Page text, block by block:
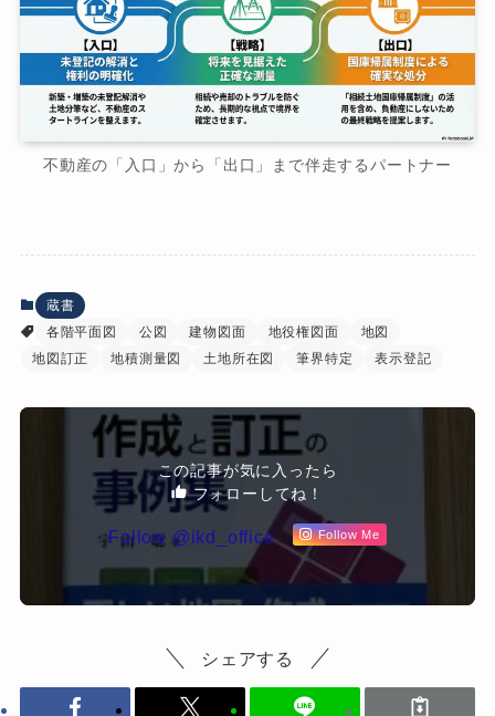
不動産の「入口」から「出口」まで伴走するパートナー
蔵書
各階平面図
公図 建物図面 地役権図面
地図
地図訂正
地積測量図 土地所在図 筆界特定 表示登記
この記事が気に入ったら
フォローしてね！
Follow @ikd_office Follow Me
シェアする